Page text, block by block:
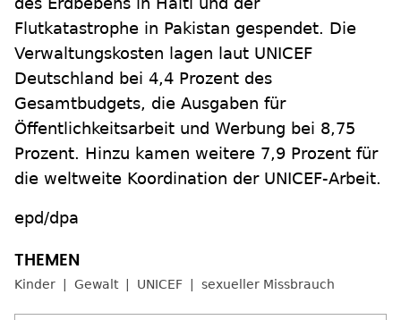
Flutkatastrophe in Pakistan gespendet. Die
Verwaltungskosten lagen laut UNICEF
Deutschland bei 4,4 Prozent des
Gesamtbudgets, die Ausgaben für
Öffentlichkeitsarbeit und Werbung bei 8,75
Prozent. Hinzu kamen weitere 7,9 Prozent für
die weltweite Koordination der UNICEF-Arbeit.
epd/dpa
Kinder Gewalt UNICEF sexueller Missbrauch